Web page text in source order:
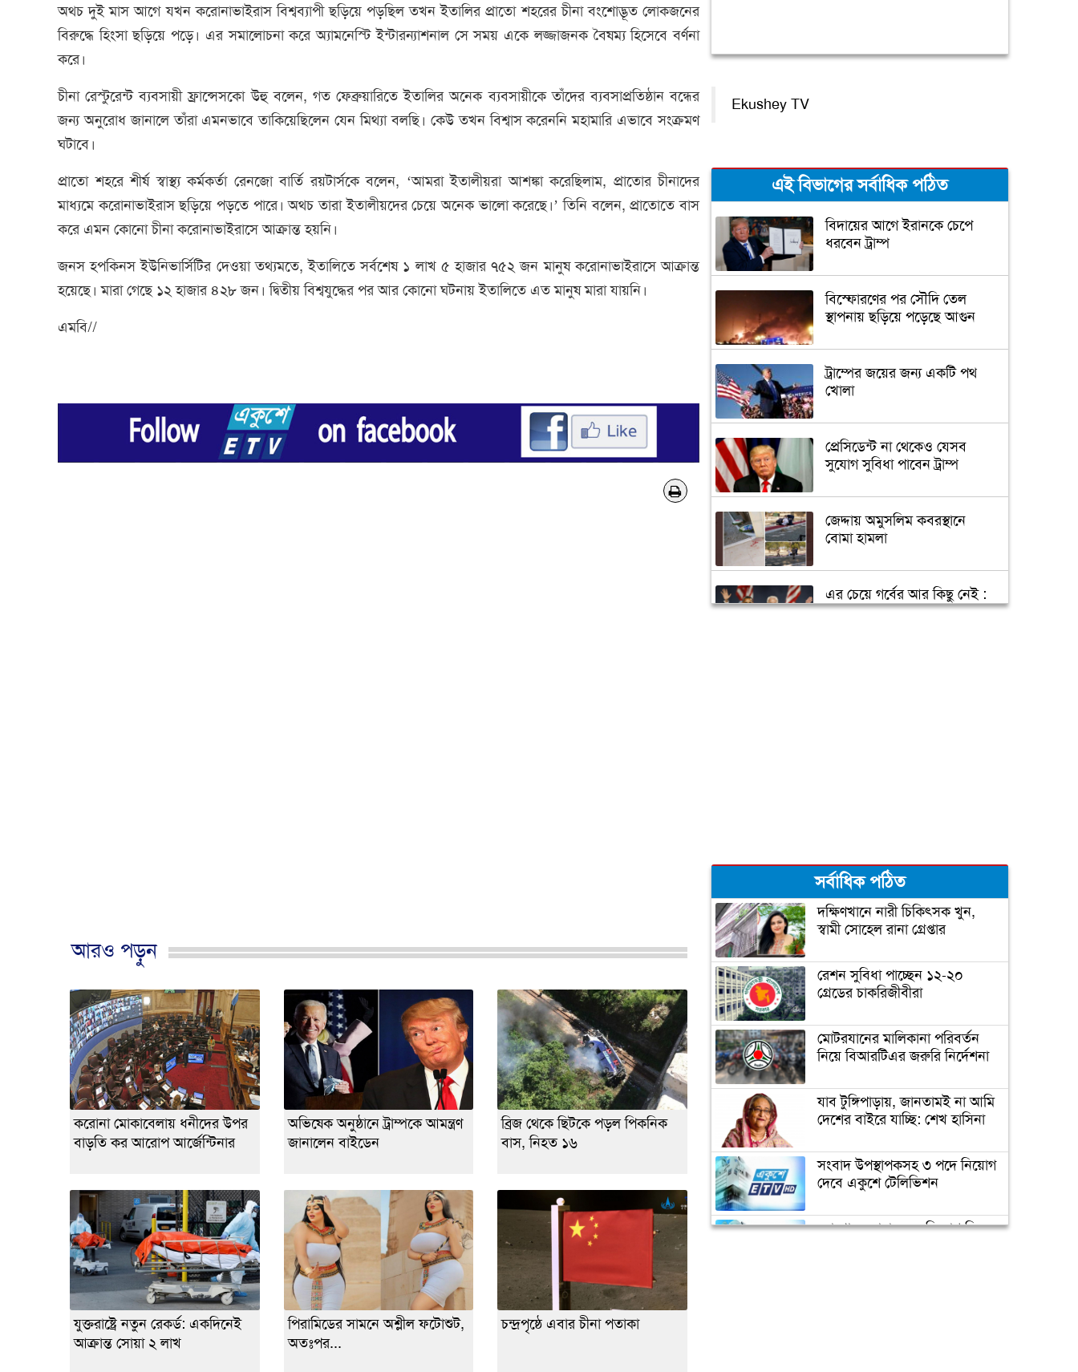
অথচ দুই মাস আগে যখন করোনাভাইরাস বিশ্বব্যাপী ছড়িয়ে পড়ছিল তখন ইতালির প্রাতো শহরের চীনা বংশোদ্ভূত লোকজনের
বিরুদ্ধে হিংসা ছড়িয়ে পড়ে। এর সমালোচনা করে অ্যামনেস্টি ইন্টারন্যাশনাল সে সময় একে লজ্জাজনক বৈষম্য হিসেবে বর্ণনা
করে।
চীনা রেস্টুরেন্ট ব্যবসায়ী ফ্রান্সেসকো উহু বলেন, গত ফেব্রুয়ারিতে ইতালির অনেক ব্যবসায়ীকে তাঁদের ব্যবসাপ্রতিষ্ঠান বন্ধের
জন্য অনুরোধ জানালে তাঁরা এমনভাবে তাকিয়েছিলেন যেন মিথ্যা বলছি। কেউ তখন বিশ্বাস করেননি মহামারি এভাবে সংক্রমণ
ঘটাবে।
প্রাতো শহরে শীর্ষ স্বাস্থ্য কর্মকর্তা রেনজো বার্তি রয়টার্সকে বলেন, ‘আমরা ইতালীয়রা আশঙ্কা করেছিলাম, প্রাতোর চীনাদের
মাধ্যমে করোনাভাইরাস ছড়িয়ে পড়তে পারে। অথচ তারা ইতালীয়দের চেয়ে অনেক ভালো করেছে।’ তিনি বলেন, প্রাতোতে বাস
করে এমন কোনো চীনা করোনাভাইরাসে আক্রান্ত হয়নি।
জনস হপকিনস ইউনিভার্সিটির দেওয়া তথ্যমতে, ইতালিতে সর্বশেষ ১ লাখ ৫ হাজার ৭৫২ জন মানুষ করোনাভাইরাসে আক্রান্ত
হয়েছে। মারা গেছে ১২ হাজার ৪২৮ জন। দ্বিতীয় বিশ্বযুদ্ধের পর আর কোনো ঘটনায় ইতালিতে এত মানুষ মারা যায়নি।
এমবি//
আরও পড়ুন
করোনা মোকাবেলায় ধনীদের উপর
বাড়তি কর আরোপ আর্জেন্টিনার
অভিষেক অনুষ্ঠানে ট্রাম্পকে আমন্ত্রণ
জানালেন বাইডেন
ব্রিজ থেকে ছিটকে পড়ল পিকনিক
বাস, নিহত ১৬
যুক্তরাষ্ট্রে নতুন রেকর্ড: একদিনেই
আক্রান্ত সোয়া ২ লাখ
পিরামিডের সামনে অশ্লীল ফটোশুট,
অতঃপর...
চন্দ্রপৃষ্ঠে এবার চীনা পতাকা
Ekushey TV
এই বিভাগের সর্বাধিক পঠিত
বিদায়ের আগে ইরানকে চেপে
ধরবেন ট্রাম্প
বিস্ফোরণের পর সৌদি তেল
স্থাপনায় ছড়িয়ে পড়েছে আগুন
ট্রাম্পের জয়ের জন্য একটি পথ
খোলা
প্রেসিডেন্ট না থেকেও যেসব
সুযোগ সুবিধা পাবেন ট্রাম্প
জেদ্দায় অমুসলিম কবরস্থানে
বোমা হামলা
এর চেয়ে গর্বের আর কিছু নেই :
ওবামা
ঘর ভাঙতে বসেছে ট্রাম্পের!
জিতেই প্রথম যে কাজটি করলেন
বাইডেন
‘গ্রেফতার হতে পারেন ডোনাল্ড
ট্রাম্প’
ইরানের ফখরিযাদে হত্যায় ‘নতুন
ইলেকট্রনিক পদ্ধতি ব্যবহার করা
ফ্রান্সের মুসলিমদের আলটিমেটাম
সর্বাধিক পঠিত
দক্ষিণখানে নারী চিকিৎসক খুন,
স্বামী সোহেল রানা গ্রেপ্তার
রেশন সুবিধা পাচ্ছেন ১২-২০
গ্রেডের চাকরিজীবীরা
মোটরযানের মালিকানা পরিবর্তন
নিয়ে বিআরটিএর জরুরি নির্দেশনা
যাব টুঙ্গিপাড়ায়, জানতামই না আমি
দেশের বাইরে যাচ্ছি: শেখ হাসিনা
সংবাদ উপস্থাপকসহ ৩ পদে নিয়োগ
দেবে একুশে টেলিভিশন
ক্যাম্পাস অ্যাম্বাসেডর নিয়োগ দিচ্ছে